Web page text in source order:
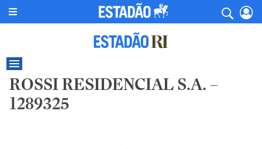
ROSSI RESIDENCIAL S.A. –
1289325